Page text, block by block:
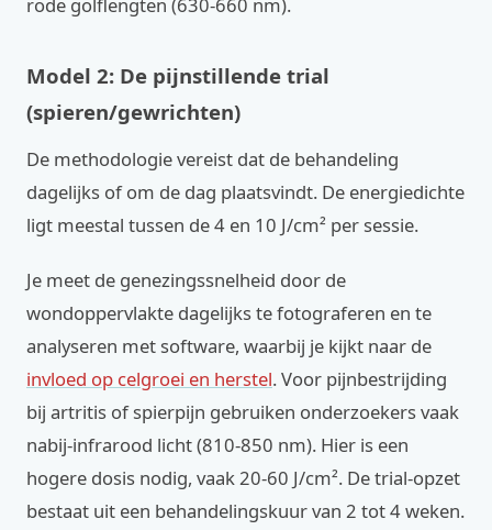
Model 2: De pijnstillende trial
(spieren/gewrichten)
De methodologie vereist dat de behandeling
dagelijks of om de dag plaatsvindt. De energiedichte
ligt meestal tussen de 4 en 10 J/cm² per sessie.
Je meet de genezingssnelheid door de
wondoppervlakte dagelijks te fotograferen en te
analyseren met software, waarbij je kijkt naar de
invloed op celgroei en herstel. Voor pijnbestrijding
bij artritis of spierpijn gebruiken onderzoekers vaak
nabij-infrarood licht (810-850 nm). Hier is een
hogere dosis nodig, vaak 20-60 J/cm². De trial-opzet
bestaat uit een behandelingskuur van 2 tot 4 weken.